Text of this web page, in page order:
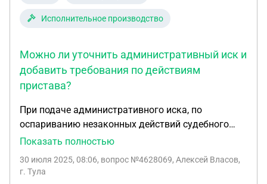
Исполнительное производство
Можно ли уточнить административный иск и
добавить требования по действиям
пристава?
При подаче административного иска, по
оспариванию незаконных действий судебного
пристава-исполнителя были указаны те действия,
незаконными. Можно ли уточнить исковые
Показать полностью
30 июля 2025, 08:06, вопрос №4628069, Алексей Власов,
г. Тула